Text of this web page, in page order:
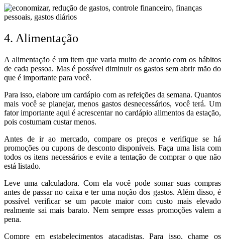
4. Alimentação
A alimentação é um item que varia muito de acordo com os hábitos
de cada pessoa. Mas é possível diminuir os gastos sem abrir mão do
que é importante para você.
Para isso, elabore um cardápio com as refeições da semana. Quantos
mais você se planejar, menos gastos desnecessários, você terá. Um
fator importante aqui é acrescentar no cardápio alimentos da estação,
pois costumam custar menos.
Antes de ir ao mercado, compare os preços e verifique se há
promoções ou cupons de desconto disponíveis. Faça uma lista com
todos os itens necessários e evite a tentação de comprar o que não
está listado.
Leve uma calculadora. Com ela você pode somar suas compras
antes de passar no caixa e ter uma noção dos gastos. Além disso, é
possível verificar se um pacote maior com custo mais elevado
realmente sai mais barato. Nem sempre essas promoções valem a
pena.
Compre em estabelecimentos atacadistas. Para isso, chame os